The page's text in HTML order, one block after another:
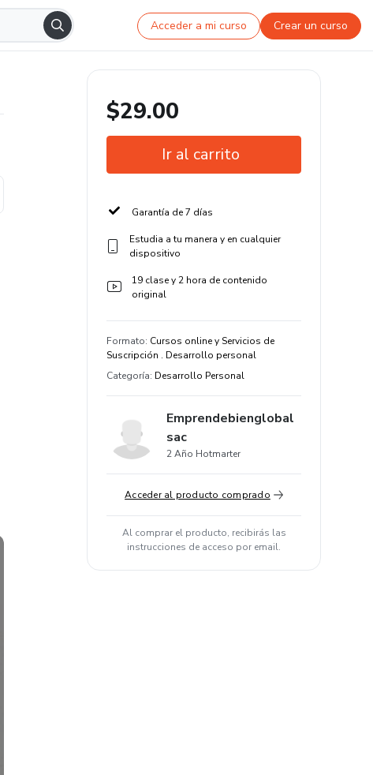
Acceder a mi curso Crear un curso
$29.00
Ir al carrito
Garantía de 7 días
Estudia a tu manera y en cualquier
dispositivo
19 clase y 2 hora de contenido
original
Formato: Cursos online y Servicios de
Suscripción . Desarrollo personal
Categoría: Desarrollo Personal
Emprendebienglobal
sac
2 Año Hotmarter
Acceder al producto comprado
Al comprar el producto, recibirás las
instrucciones de acceso por email.